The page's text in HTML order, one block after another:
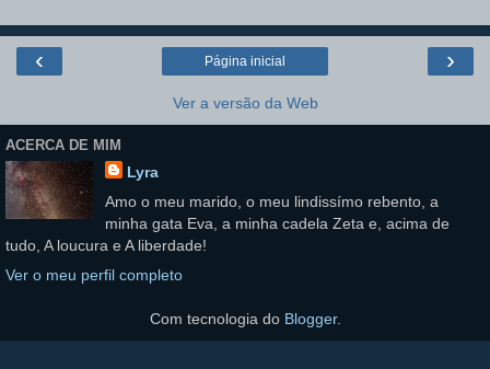
‹ ›
Página inicial
Ver a versão da Web
ACERCA DE MIM
Lyra
Amo o meu marido, o meu lindissímo rebento, a
minha gata Eva, a minha cadela Zeta e, acima de
tudo, A loucura e A liberdade!
Ver o meu perfil completo
Com tecnologia do Blogger.